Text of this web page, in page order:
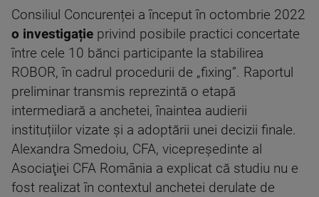
Consiliul Concurenței a început în octombrie 2022
o investigație privind posibile practici concertate
între cele 10 bănci participante la stabilirea
ROBOR, în cadrul procedurii de „fixing”. Raportul
preliminar transmis reprezintă o etapă
intermediară a anchetei, înaintea audierii
instituțiilor vizate și a adoptării unei decizii finale.
Alexandra Smedoiu, CFA, vicepreşedinte al
Asociaţiei CFA România a explicat că studiu nu e
fost realizat în contextul anchetei derulate de